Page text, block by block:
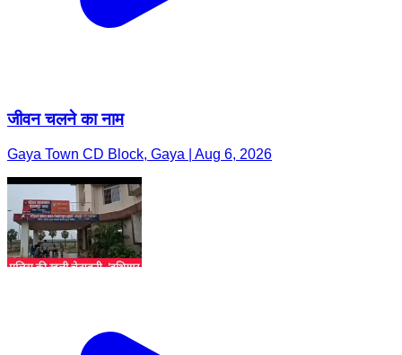
जीवन चलने का नाम
Gaya Town CD Block, Gaya | Aug 6, 2026